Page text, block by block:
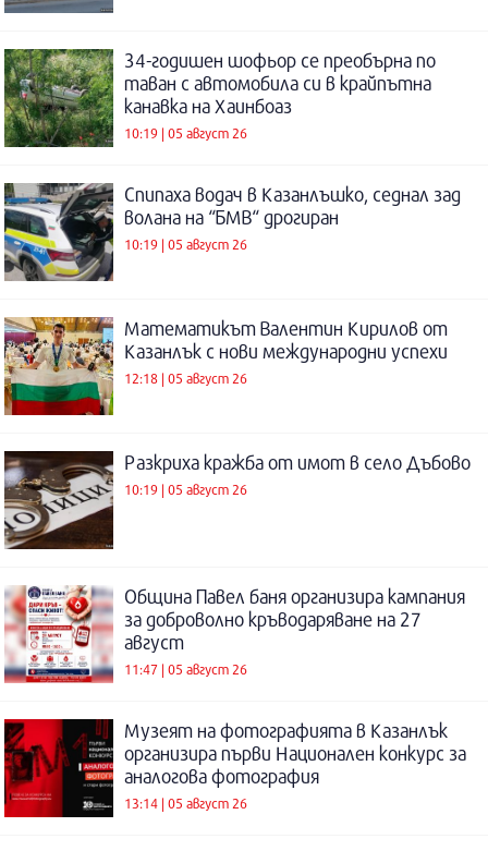
34-годишен шофьор се преобърна по
таван с автомобила си в крайпътна
канавка на Хаинбоаз
10:19 | 05 август 26
Спипаха водач в Казанлъшко, седнал зад
волана на “БМВ“ дрогиран
10:19 | 05 август 26
Математикът Валентин Кирилов от
Казанлък с нови международни успехи
12:18 | 05 август 26
Разкриха кражба от имот в село Дъбово
10:19 | 05 август 26
Община Павел баня организира кампания
за доброволно кръводаряване на 27
август
11:47 | 05 август 26
Музеят на фотографията в Казанлък
организира първи Национален конкурс за
аналогова фотография
13:14 | 05 август 26